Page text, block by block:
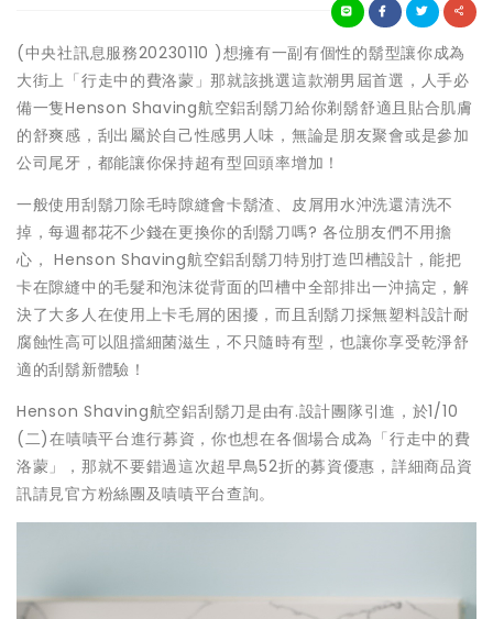
(中央社訊息服務20230110 )想擁有一副有個性的鬍型讓你成為
大街上「行走中的費洛蒙」那就該挑選這款潮男屆首選，人手必
備一隻Henson Shaving航空鋁刮鬍刀給你剃鬍舒適且貼合肌膚
的舒爽感，刮出屬於自己性感男人味，無論是朋友聚會或是參加
公司尾牙，都能讓你保持超有型回頭率增加！
一般使用刮鬍刀除毛時隙縫會卡鬍渣、皮屑用水沖洗還清洗不
掉，每週都花不少錢在更換你的刮鬍刀嗎? 各位朋友們不用擔
心， Henson Shaving航空鋁刮鬍刀特別打造凹槽設計，能把
卡在隙縫中的毛髮和泡沫從背面的凹槽中全部排出一沖搞定，解
決了大多人在使用上卡毛屑的困擾，而且刮鬍刀採無塑料設計耐
腐蝕性高可以阻擋細菌滋生，不只隨時有型，也讓你享受乾淨舒
適的刮鬍新體驗！
Henson Shaving航空鋁刮鬍刀是由有.設計團隊引進，於1/10
(二)在嘖嘖平台進行募資，你也想在各個場合成為「行走中的費
洛蒙」，那就不要錯過這次超早鳥52折的募資優惠，詳細商品資
訊請見官方粉絲團及嘖嘖平台查詢。